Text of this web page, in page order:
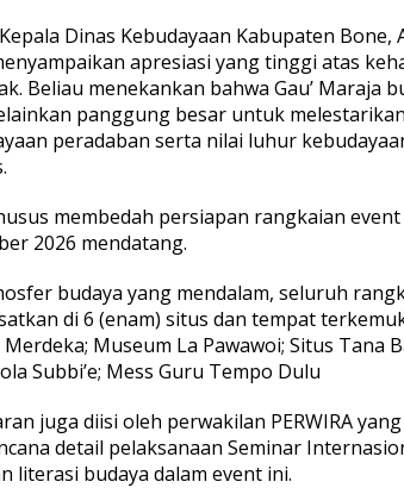
Dinas Kebudayaan Kabupaten Bone,
apresiasi yang tinggi atas
Beliau menekankan bahwa Gau’ Maraja
panggung besar untuk
peradaban serta nilai luhur
membedah persiapan rangkaian
2026 mendatang.
budaya yang mendalam, seluruh
di 6 (enam) situs dan tempat
Museum La Pawawoi; Situs Tana
Subbi’e; Mess Guru Tempo Dulu
juga diisi oleh perwakilan PERWIRA yang
detail pelaksanaan Seminar
literasi budaya dalam event ini.